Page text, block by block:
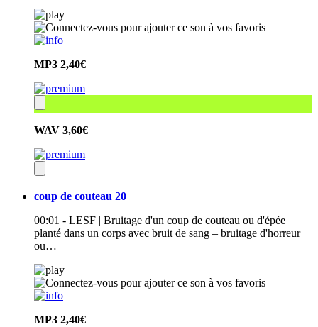
MP3 2,40€
WAV 3,60€
coup de couteau 20
00:01 - LESF | Bruitage d'un coup de couteau ou d'épée
planté dans un corps avec bruit de sang – bruitage d'horreur
ou…
MP3 2,40€